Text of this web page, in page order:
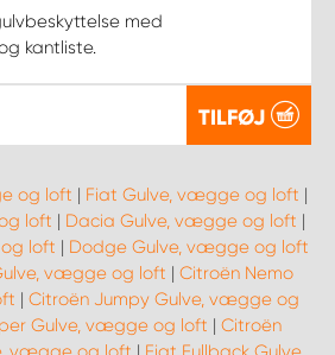
med
kantliste.
TILFØJ
og loft | Fiat Gulve, vægge og loft |
loft | Dacia Gulve, vægge og loft |
loft | Dodge Gulve, vægge og loft
vægge og loft | Citroën Nemo
| Citroën Jumpy Gulve, vægge og
Gulve, vægge og loft | Citroën